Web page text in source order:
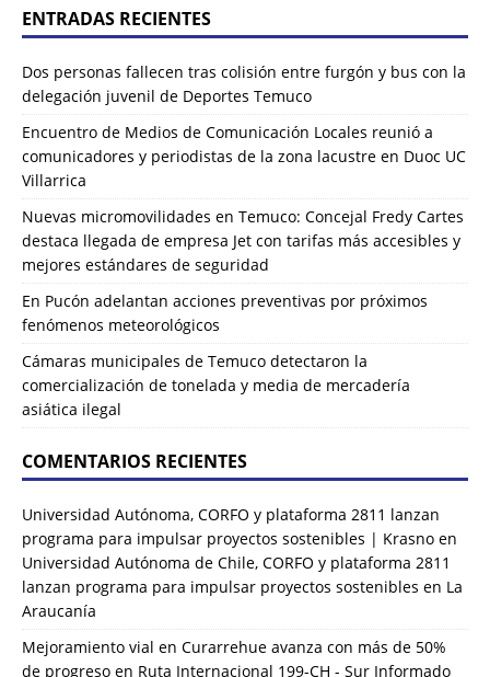
ENTRADAS RECIENTES
Dos personas fallecen tras colisión entre furgón y bus con la
delegación juvenil de Deportes Temuco
Encuentro de Medios de Comunicación Locales reunió a
comunicadores y periodistas de la zona lacustre en Duoc UC
Villarrica
Nuevas micromovilidades en Temuco: Concejal Fredy Cartes
destaca llegada de empresa Jet con tarifas más accesibles y
mejores estándares de seguridad
En Pucón adelantan acciones preventivas por próximos
fenómenos meteorológicos
Cámaras municipales de Temuco detectaron la
comercialización de tonelada y media de mercadería
asiática ilegal
COMENTARIOS RECIENTES
Universidad Autónoma, CORFO y plataforma 2811 lanzan
programa para impulsar proyectos sostenibles | Krasno en
Universidad Autónoma de Chile, CORFO y plataforma 2811
lanzan programa para impulsar proyectos sostenibles en La
Araucanía
Mejoramiento vial en Curarrehue avanza con más de 50%
de progreso en Ruta Internacional 199-CH - Sur Informado